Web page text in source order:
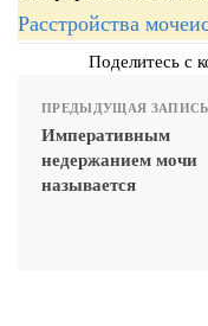
Расстройства
Поделитесь с
ПРЕДЫДУЩАЯ ЗАПИСЬ
Императивным
недержанием мочи
называется